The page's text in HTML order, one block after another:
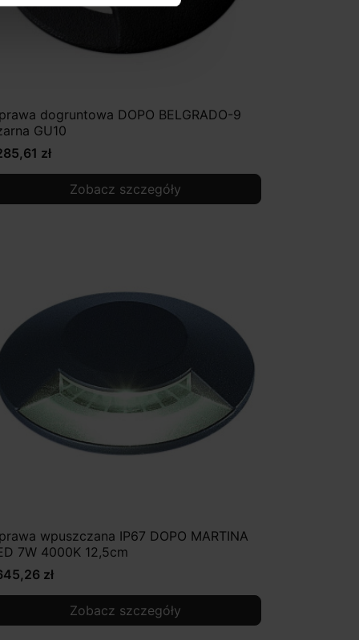
dogruntowa DOPO BELGRADO-9
GU10
zł
Zobacz szczegóły
wpuszczana IP67 DOPO MARTINA
7W 4000K 12,5cm
zł
Zobacz szczegóły